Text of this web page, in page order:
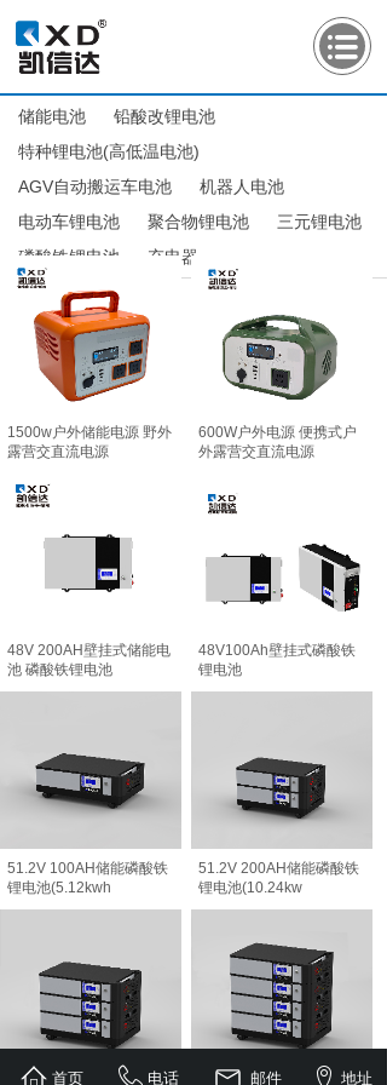
储能电池
铅酸改锂电池
特种锂电池(高低温电池)
AGV自动搬运车电池
机器人电池
电动车锂电池
聚合物锂电池
三元锂电池
磷酸铁锂电池
充电器
1500w户外储能电源 野外
露营交直流电源
600W户外电源 便携式户
外露营交直流电源
48V 200AH壁挂式储能电
池 磷酸铁锂电池
48V100Ah壁挂式磷酸铁
锂电池
51.2V 100AH储能磷酸铁
锂电池(5.12kwh
51.2V 200AH储能磷酸铁
锂电池(10.24kw
首页 电话 邮件 地址